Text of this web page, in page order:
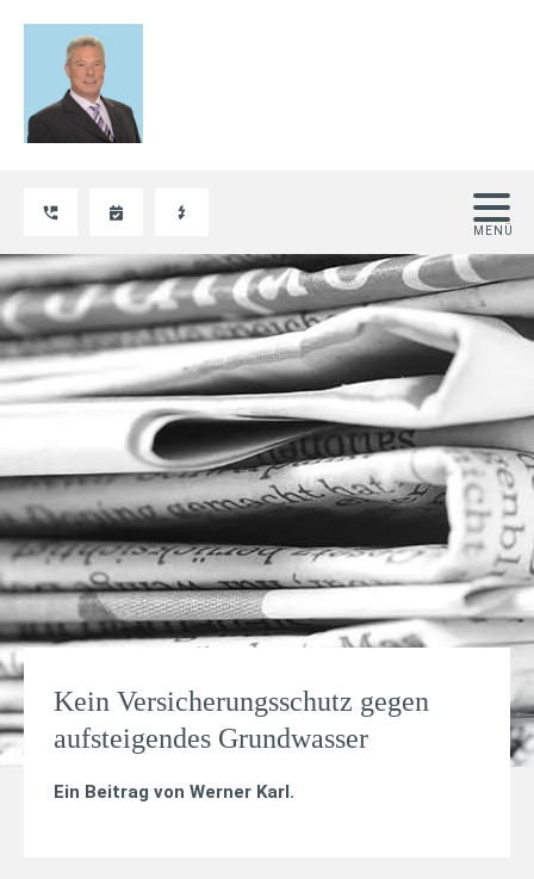
Kein Versicherungsschutz gegen
aufsteigendes Grundwasser
Ein Beitrag von Werner Karl.